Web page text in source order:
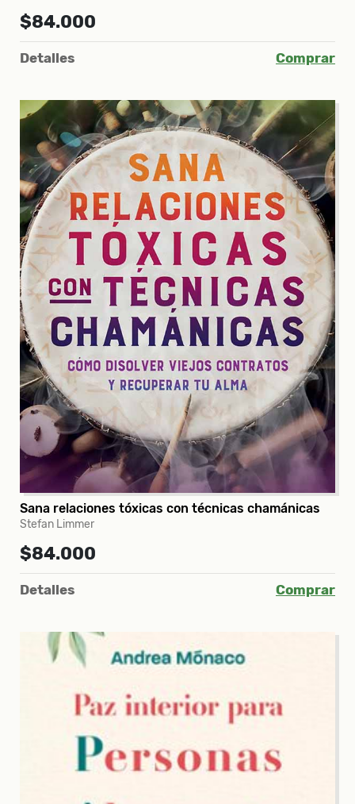
$84.000
Detalles Comprar
Sana relaciones tóxicas con técnicas chamánicas
Stefan Limmer
$84.000
Detalles Comprar